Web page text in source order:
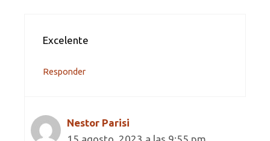
Excelente
Responder
Nestor Parisi